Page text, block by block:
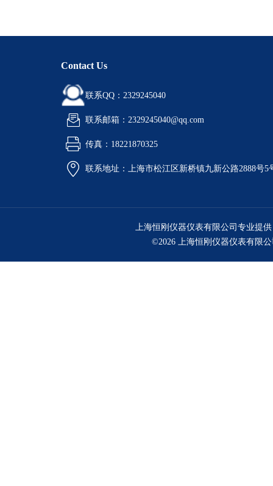
Contact Us
联系QQ：2329245040
联系邮箱：2329245040@qq.com
传真：18221870325
联系地址：上海市松江区新桥镇九新公路2888号5
上海恒刚仪器仪表有限公司专业提
©2026 上海恒刚仪器仪表有限